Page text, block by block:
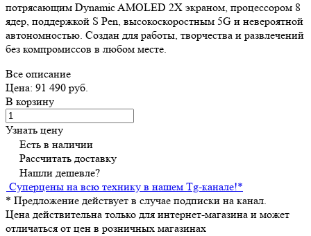
потрясающим Dynamic AMOLED 2X экраном, процессором 8
ядер, поддержкой S Pen, высокоскоростным 5G и невероятной
автономностью. Создан для работы, творчества и развлечений
без компромиссов в любом месте.
Все описание
Цена: 91 490 руб.
В корзину
Узнать цену
Есть в наличии
Рассчитать доставку
Нашли дешевле?
Суперцены на всю технику в нашем Tg-канале!*
* Предложение действует в случае подписки на канал.
Цена действительна только для интернет-магазина и может
отличаться от цен в розничных магазинах